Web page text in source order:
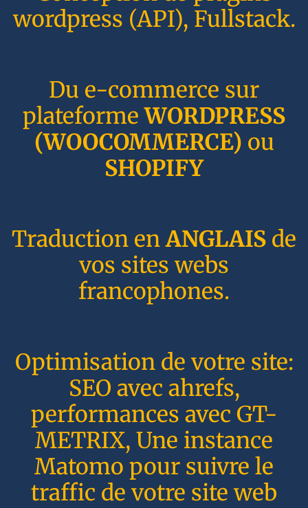
wordpress (API), Fullstack.
Du e-commerce sur
plateformeWORDPRESS
(WOOCOMMERCE) ou
SHOPIFY
Traduction enANGLAIS de
vos sites webs
francophones.
Optimisation de votre site:
SEO avec ahrefs,
performances avec GT-
METRIX, Une instance
Matomo pour suivre le
traffic de votre site web